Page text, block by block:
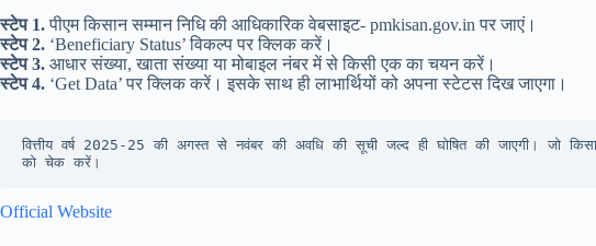
स्टेप 1.पीएम किसान सम्मान निधि की आधिकारिक वेबसाइट- pmkisan.gov.in पर जाएं।
स्टेप 2. ‘Beneficiary Status’ विकल्प पर क्लिक करें।
स्टेप 3. आधार संख्या, खाता संख्या या मोबाइल नंबर में से किसी एक का चयन करें।
स्टेप 4. ‘Get Data’ पर क्लिक करें। इसके साथ ही लाभार्थियों को अपना स्टेटस दिख जाएगा।
वित्तीय वर्ष 2025-25 की अगस्त से नवंबर की अवधि की सूची जल्द ही घोषित की जाएगी। जो
को चेक करें।
Official Website